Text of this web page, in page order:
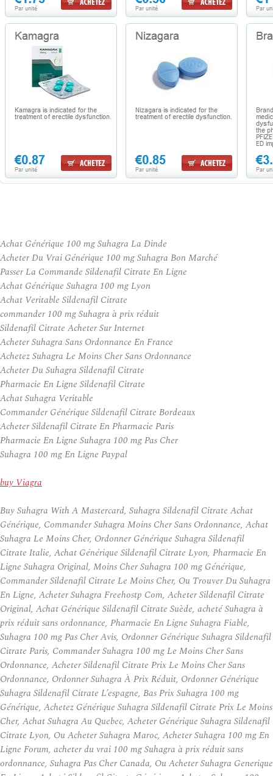
Achat Générique 100 mg Suhagra La Dinde
Acheter Du Vrai Générique 100 mg Suhagra Bon Marché
Passer La Commande Sildenafil Citrate En Ligne
Achat Générique Suhagra 100 mg Lyon
Achat Veritable Sildenafil Citrate
commander 100 mg Suhagra à prix réduit
Sildenafil Citrate Acheter Sur Internet
Acheter Suhagra Sans Ordonnance En France
Achetez Suhagra Le Moins Cher Sans Ordonnance
Acheter Du Suhagra Sildenafil Citrate
Pharmacie En Ligne Sildenafil Citrate
Achat Suhagra Veritable
Commander Générique Sildenafil Citrate Bordeaux
Acheter Sildenafil Citrate En Pharmacie Paris
Pharmacie En Ligne Suhagra 100 mg Pas Cher
Suhagra 100 mg En Ligne Paypal
buy Viagra
Buy Suhagra With A Mastercard, Suhagra Sildenafil Citrate Achat
Générique, Commander Suhagra Moins Cher Sans Ordonnance, Achat
Suhagra Le Moins Cher, Ordonner Générique Suhagra Sildenafil
Citrate Italie, Achat Générique Sildenafil Citrate Lyon, Pharmacie En
Ligne Suhagra Original, Moins Cher Suhagra 100 mg Générique,
Commander Sildenafil Citrate Le Moins Cher, Ou Trouver Du Suhagra
En Ligne, Acheter Suhagra Freehostp Com, Acheter Sildenafil Citrate
Original, Achat Générique Sildenafil Citrate Suède, acheté Suhagra à
prix réduit sans ordonnance, Pharmacie En Ligne Suhagra Fiable,
Suhagra 100 mg Pas Cher Avis, Ordonner Générique Suhagra Sildenafil
Citrate Paris, Commander Suhagra 100 mg Le Moins Cher Sans
Ordonnance, Acheter Sildenafil Citrate Prix Le Moins Cher Sans
Ordonnance, Ordonner Suhagra À Prix Réduit, Ordonner Générique
Suhagra Sildenafil Citrate L’espagne, Bas Prix Suhagra 100 mg
Générique, Achetez Générique Suhagra Sildenafil Citrate Prix Le Moins
Cher, Achat Suhagra Au Quebec, Acheter Générique Suhagra Sildenafil
Citrate Lyon, Ou Acheter Suhagra Maroc, Acheter Suhagra 100 mg En
Ligne Forum, acheter du vrai 100 mg Suhagra à prix réduit sans
ordonnance, Suhagra Pas Cher Canada, Ou Acheter Suhagra Generique